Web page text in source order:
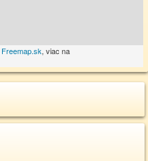
Freemap.sk, viac na